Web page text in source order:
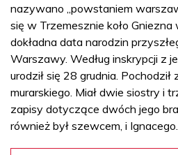
nazywano „powstaniem
się w Trzemesznie koło
dokładna data narodzin
Warszawy. Według inskrypcji z
urodził się 28 grudnia. Pochodził
murarskiego. Miał dwie siostry i
zapisy dotyczące dwóch jego
również był szewcem, i Ignacego.